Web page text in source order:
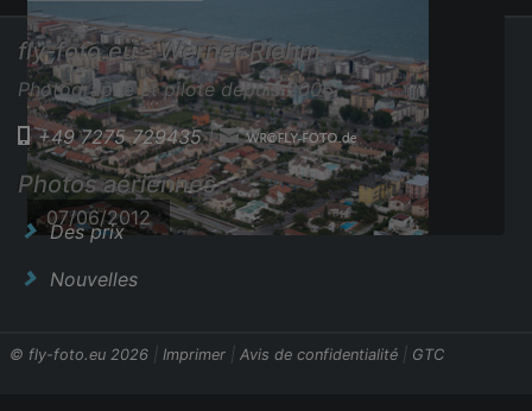
07/06/2012
07/06/2012
07/06/2012
07/06/2012
fly-foto.eu - Werner Riehm
Photographe et pilote depuis 2006
+49 7275 729435|
Photos aériennes
Des prix
Nouvelles
© fly-foto.eu 2026 | Imprimer | Avis de confidentialité | GTC